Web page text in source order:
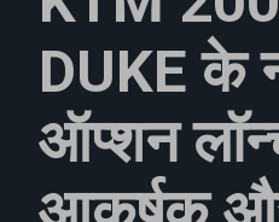
DUKE के
ऑप्शन